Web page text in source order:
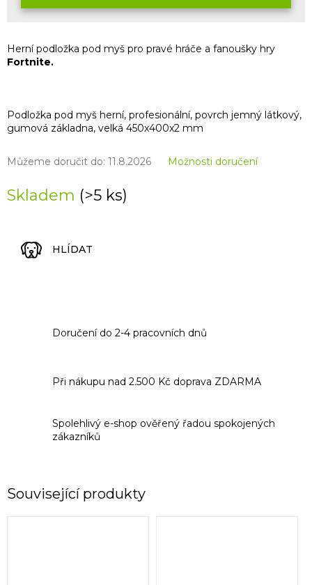
Skladem (>5 ks)
Můžeme doručit do: 11.8.2026 Možnosti doručení
Herní podložka pod myš pro pravé hráče a fanoušky hry
Fortnite.
Podložka pod myš herní, profesionální, povrch jemný látkový,
gumová základna, velká 450x400x2 mm
HLÍDAT
Doručení do 2-4 pracovních dnů
Při nákupu nad 2.500 Kč doprava ZDARMA
Spolehlivý e-shop ověřený řadou spokojených
zákazníků
Související produkty